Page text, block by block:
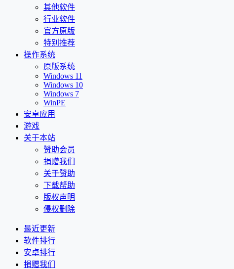
其他软件
行业软件
官方原版
特别推荐
操作系统
原版系统
Windows 11
Windows 10
Windows 7
WinPE
安卓应用
游戏
关于本站
赞助会员
捐赠我们
关于赞助
下载帮助
版权声明
侵权删除
最近更新
软件排行
安卓排行
捐赠我们